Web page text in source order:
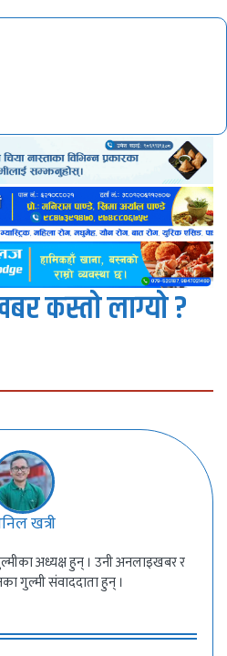
कस्तो लाग्यो ?
खत्री
अध्यक्ष हुन् । उनी अनलाइखबर र
गुल्मी संवाददाता हुन् ।